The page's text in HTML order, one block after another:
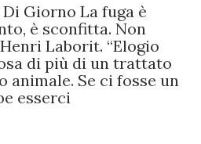
Giorno La fuga è
è sconfitta. Non
Laborit. “Elogio
di più di un trattato
animale. Se ci fosse un
esserci